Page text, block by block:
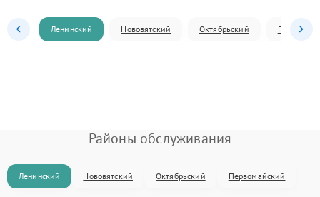
Ленинский Нововятский Октябрьский
Районы обслуживания
Ленинский Нововятский Октябрьский Первомайский